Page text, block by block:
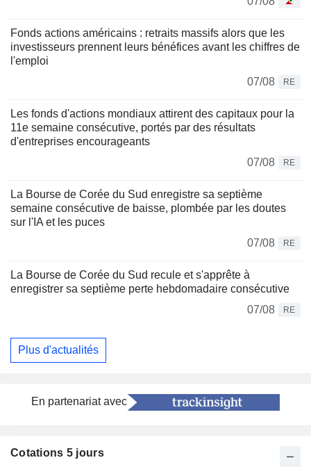
Fonds actions américains : retraits massifs alors que les
investisseurs prennent leurs bénéfices avant les chiffres de
l'emploi
07/08
RE
Les fonds d'actions mondiaux attirent des capitaux pour la
11e semaine consécutive, portés par des résultats
d'entreprises encourageants
07/08
RE
La Bourse de Corée du Sud enregistre sa septième
semaine consécutive de baisse, plombée par les doutes
sur l'IA et les puces
07/08
RE
La Bourse de Corée du Sud recule et s'apprête à
enregistrer sa septième perte hebdomadaire consécutive
07/08
RE
Plus d'actualités
En partenariat avec
Cotations 5 jours